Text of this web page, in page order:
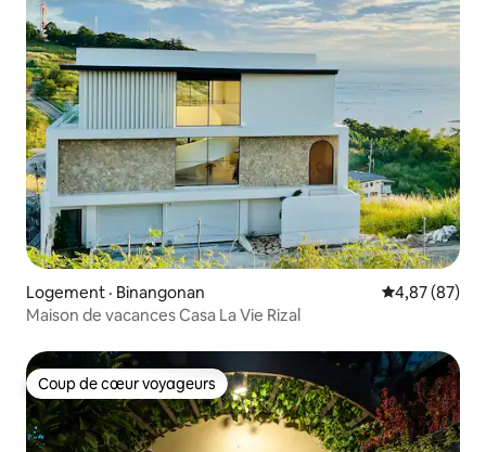
Logement · Binangonan Note
4,87 (87)
Maison de vacances Casa La Vie Rizal
Coup de cœur voyageurs
Coup de cœur voyageurs